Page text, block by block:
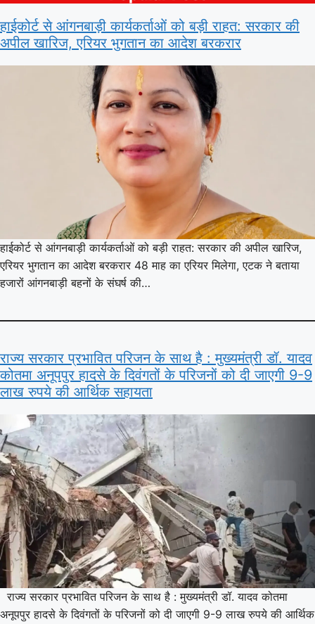
हाईकोर्ट से आंगनबाड़ी कार्यकर्ताओं को बड़ी राहत: सरकार की
अपील खारिज, एरियर भुगतान का आदेश बरकरार
हाईकोर्ट से आंगनबाड़ी कार्यकर्ताओं को बड़ी राहत: सरकार की अपील खारिज,
एरियर भुगतान का आदेश बरकरार 48 माह का एरियर मिलेगा, एटक ने बताया
हजारों आंगनबाड़ी बहनों के संघर्ष की…
राज्य सरकार प्रभावित परिजन के साथ है : मुख्यमंत्री डॉ. यादव
कोतमा अनूपपुर हादसे के दिवंगतों के परिजनों को दी जाएगी 9-9
लाख रुपये की आर्थिक सहायता
राज्य सरकार प्रभावित परिजन के साथ है : मुख्यमंत्री डॉ. यादव कोतमा
अनूपपुर हादसे के दिवंगतों के परिजनों को दी जाएगी 9-9 लाख रुपये की आर्थिक